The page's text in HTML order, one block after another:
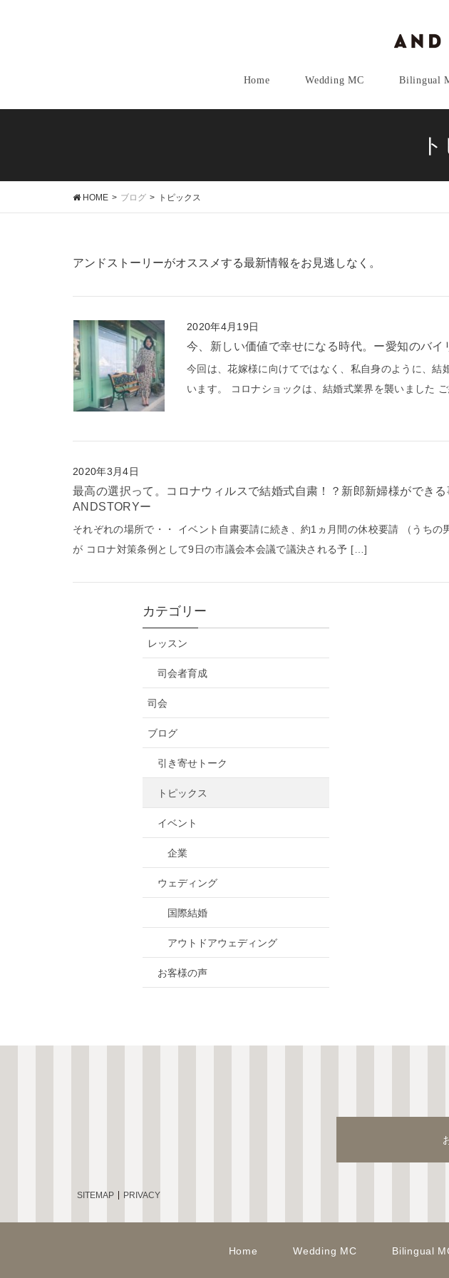
Home Wedding MC Bilingual
HOME ブログ トピックス
アンドストーリーがオススメする最新情報をお見逃しなく。
2020年4月19日
今、新しい価値で幸せになる時代。ー愛知のバ
今回は、花嫁様に向けてではなく、私自身のように、
います。 コロナショックは、結婚式業界を襲いました
2020年3月4日
最高の選択って。コロナウィルスで結婚式自粛！？新郎新婦様ができる事まとめ ー東海・名古屋の司会・バイリンガルMC 「引き寄せトーク®」
ANDSTORYー
それぞれの場所で・・ イベント自粛要請に続き、約1ヵ月間の休校要請 （うち
が コロナ対策条例として9日の市議会本会議で議決される予 […]
カテゴリー
レッスン
司会者育成
司会
ブログ
引き寄せトーク
トピックス
イベント
企業
ウェディング
国際結婚
アウトドアウェディング
お客様の声
SITEMAP PRIVACY
Home Wedding MC Bilingual